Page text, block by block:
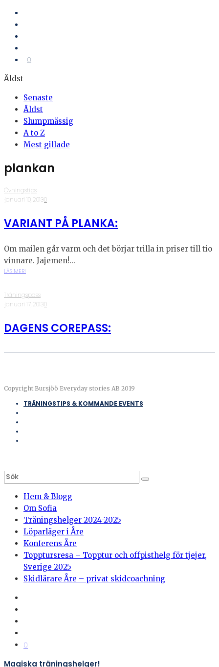
0
Äldst
Senaste
Äldst
Slumpmässig
A to Z
Mest gillade
plankan
Övningstips
·januari 10, 2013·0
VARIANT PÅ PLANKA:
Om mailen går varm och det börjar trilla in priser till tio
vinnare. Jajemen!...
LÄS MER!
Träningspass
·januari 17, 2013·0
DAGENS COREPASS:
Copyright Bursjöö Everyday stories AB 2019
TRÄNINGSTIPS & KOMMANDE EVENTS
Hem & Blogg
Om Sofia
Träningshelger 2024-2025
Löparläger i Åre
Konferens Åre
Topptursresa – Topptur och offpisthelg för tjejer,
Sverige 2025
Skidlärare Åre – privat skidcoachning
0
Magiska träningshelger!